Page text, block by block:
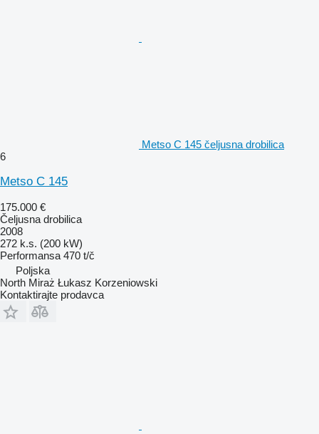
Metso C 145 čeljusna drobilica
6
Metso C 145
175.000 €
Čeljusna drobilica
2008
272 k.s. (200 kW)
Performansa 470 t/č
Poljska
North Miraż Łukasz Korzeniowski
Kontaktirajte prodavca